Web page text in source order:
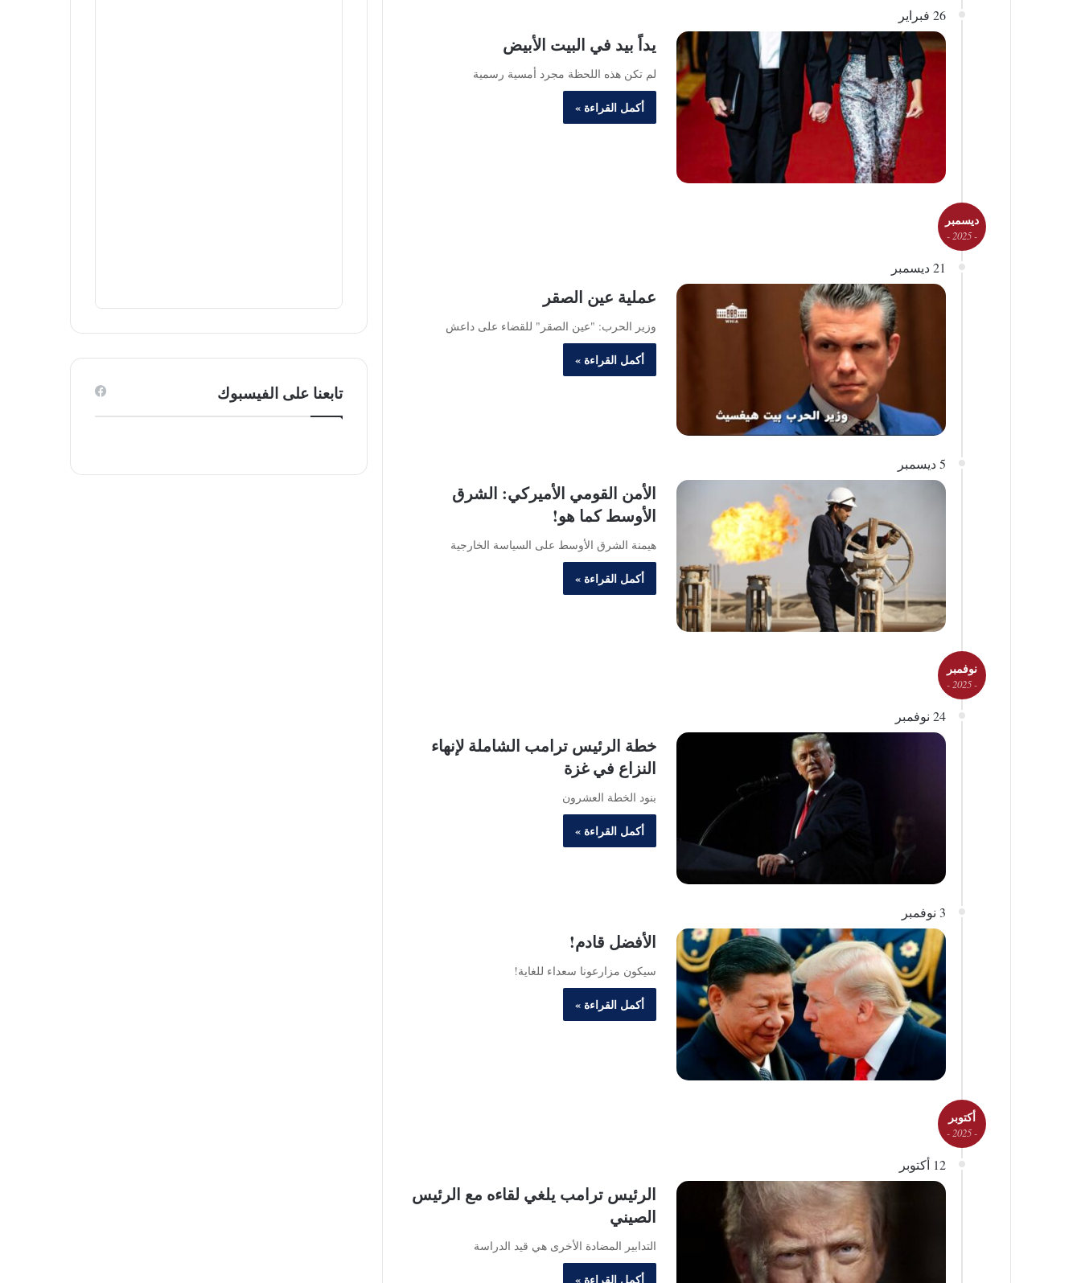
26 فبراير
يداً بيد في البيت الأبيض
لم تكن هذه اللحظة مجرد أمسية رسمية
أكمل القراءة »
ديسمبر
- 2025 -
21 ديسمبر
عملية عين الصقر
وزير الحرب: "عين الصقر" للقضاء على داعش
أكمل القراءة »
5 ديسمبر
الأمن القومي الأميركي: الشرق
الأوسط كما هو!
هيمنة الشرق الأوسط على السياسة الخارجية
أكمل القراءة »
نوفمبر
- 2025 -
24 نوفمبر
خطة الرئيس ترامب الشاملة لإنهاء
النزاع في غزة
بنود الخطة العشرون
أكمل القراءة »
3 نوفمبر
الأفضل قادم!
سيكون مزارعونا سعداء للغاية!
أكمل القراءة »
أكتوبر
- 2025 -
12 أكتوبر
الرئيس ترامب يلغي لقاءه مع الرئيس
الصيني
التدابير المضادة الأخرى هي قيد الدراسة
أكمل القراءة »
تابعنا على الفيسبوك